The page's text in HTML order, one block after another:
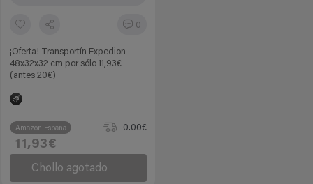
0
¡Oferta! Transportín Expedion
48x32x32 cm por sólo 11,93€
(antes 20€)
Amazon España 0.00€
11,93€
Chollo agotado